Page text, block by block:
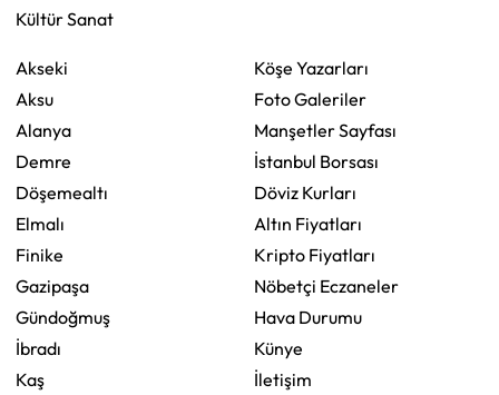
Kültür Sanat
Akseki
Aksu
Alanya
Demre
Döşemealtı
Elmalı
Finike
Gazipaşa
Gündoğmuş
İbradı
Kaş
Köşe Yazarları
Foto Galeriler
Manşetler Sayfası
İstanbul Borsası
Döviz Kurları
Altın Fiyatları
Kripto Fiyatları
Nöbetçi Eczaneler
Hava Durumu
Künye
İletişim